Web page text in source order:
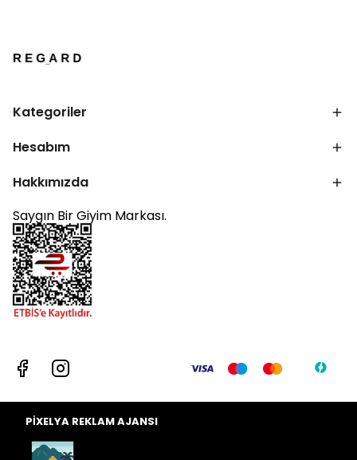
Kategoriler
Hesabım
Hakkımızda
Saygın Bir Giyim Markası.
PİXELYA REKLAM AJANSI